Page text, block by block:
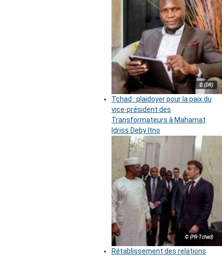
© (DR)
Tchad : plaidoyer pour la paix du
vice-président des
Transformateurs à Mahamat
Idriss Deby Itno
© (PR-Tchad)
Rétablissement des relations